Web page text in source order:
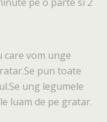
care vom unge
pun toate
ung legumele
luam de pe gratar.